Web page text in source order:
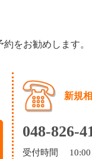
をお勧めします。
新規
048-826-
受付時間 10:00